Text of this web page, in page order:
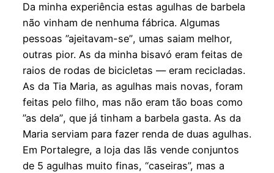
Da minha experiência estas agulhas de barbela
não vinham de nenhuma fábrica. Algumas
pessoas ”ajeitavam-se”, umas saiam melhor,
outras pior. As da minha bisavó eram feitas de
raios de rodas de bicicletas — eram recicladas.
As da Tia Maria, as agulhas mais novas, foram
feitas pelo filho, mas não eram tão boas como
”as dela”, que já tinham a barbela gasta. As da
Maria serviam para fazer renda de duas agulhas.
Em Portalegre, a loja das lãs vende conjuntos
de 5 agulhas muito finas, “caseiras”, mas a